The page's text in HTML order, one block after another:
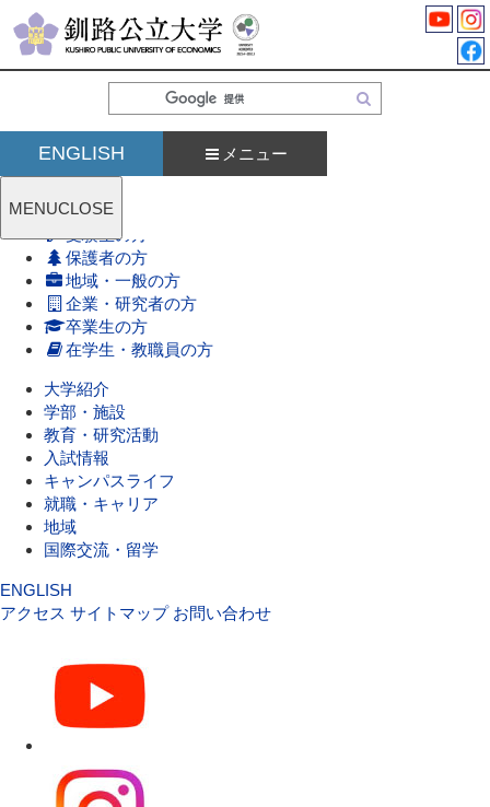
索
ENGLISH メニュー
MENUCLOSE
受験生の方
保護者の方
地域・一般の方
企業・研究者の方
卒業生の方
在学生・教職員の方
大学紹介
学部・施設
教育・研究活動
入試情報
キャンパスライフ
就職・キャリア
地域
国際交流・留学
ENGLISH
アクセス サイトマップ お問い合わせ